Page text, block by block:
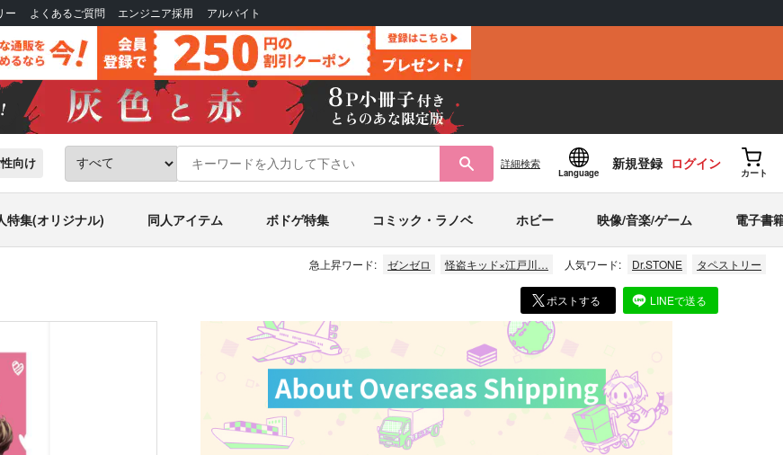
ー よくあるご質問 エンジニア採用 アルバイト
向け 詳細検索
Language
新規登録 ログイン
カート
特集(オリジナル) 同人アイテム ボドゲ特集 コミック・ラノベ ホビー 映像/音楽/ゲーム 電子書
急上昇ワード: ゼンゼロ 怪盗キッド×江戸川… 人気ワード: Dr.STONE タペストリー
ポストする LINEで送る